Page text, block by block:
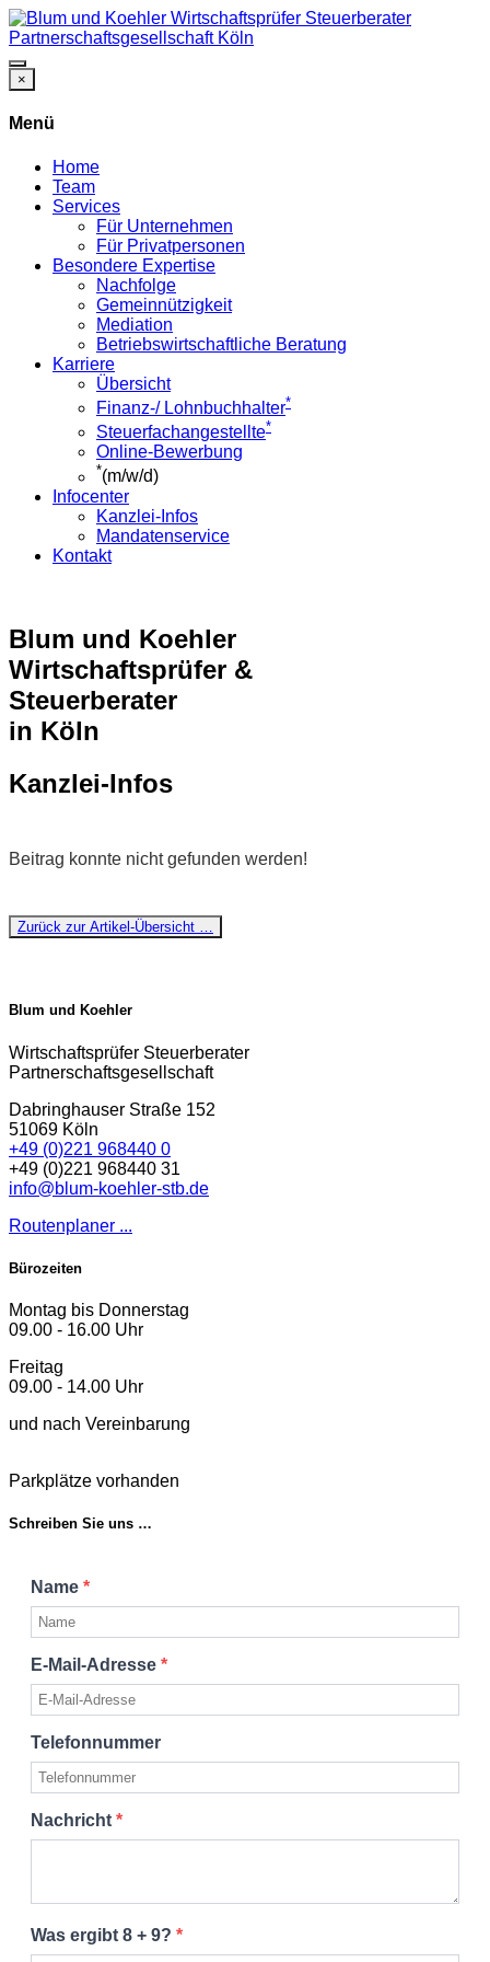
×
Menü
Home
Team
Services
Für Unternehmen
Für Privatpersonen
Besondere Expertise
Nachfolge
Gemeinnützigkeit
Mediation
Betriebswirtschaftliche Beratung
Karriere
Übersicht
Finanz-/ Lohnbuchhalter*
Steuerfachangestellte*
Online-Bewerbung
*(m/w/d)
Infocenter
Kanzlei-Infos
Mandatenservice
Kontakt
Blum und Koehler
Wirtschaftsprüfer &
Steuerberater
in Köln
Kanzlei-Infos
Beitrag konnte nicht gefunden werden!
Zurück zur Artikel-Übersicht …
Blum und Koehler
Wirtschaftsprüfer Steuerberater
Partnerschaftsgesellschaft
Dabringhauser Straße 152
51069 Köln
+49 (0)221 968440 0
+49 (0)221 968440 31
info@blum-koehler-stb.de
Routenplaner ...
Bürozeiten
Montag bis Donnerstag
09.00 - 16.00 Uhr
Freitag
09.00 - 14.00 Uhr
und nach Vereinbarung
Parkplätze vorhanden
Schreiben Sie uns …
Name *
E-Mail-Adresse *
Telefonnummer
Nachricht *
Was ergibt 8 + 9? *